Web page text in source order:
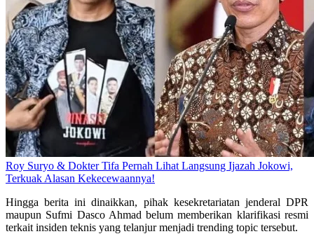
Roy Suryo & Dokter Tifa Pernah Lihat Langsung Ijazah Jokowi,
Terkuak Alasan Kekecewaannya!
Hingga berita ini dinaikkan, pihak kesekretariatan jenderal DPR
maupun Sufmi Dasco Ahmad belum memberikan klarifikasi resmi
terkait insiden teknis yang telanjur menjadi trending topic tersebut.